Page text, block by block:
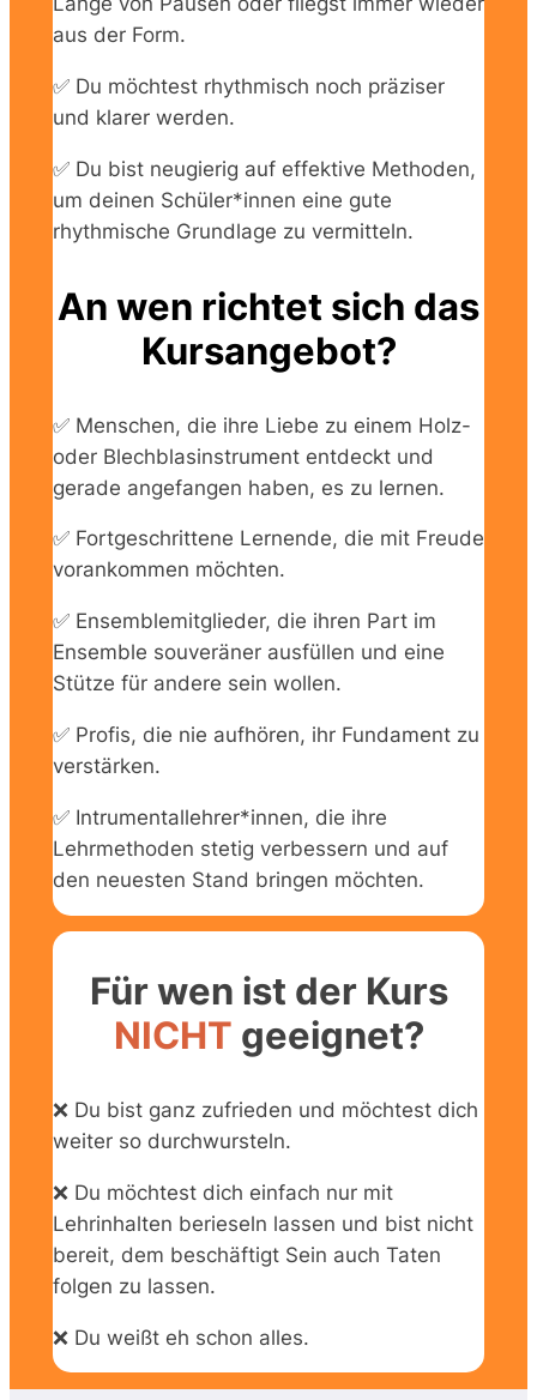
aus der Form.
✅ Du möchtest rhythmisch noch präziser
und klarer werden.
✅ Du bist neugierig auf effektive Methoden,
um deinen Schüler*innen eine gute
rhythmische Grundlage zu vermitteln.
An wen richtet sich das
Kursangebot?
✅ Menschen, die ihre Liebe zu einem Holz-
oder Blechblasinstrument entdeckt und
gerade angefangen haben, es zu lernen.
✅ Fortgeschrittene Lernende, die mit Freude
vorankommen möchten.
✅ Ensemblemitglieder, die ihren Part im
Ensemble souveräner ausfüllen und eine
Stütze für andere sein wollen.
✅ Profis, die nie aufhören, ihr Fundament zu
verstärken.
✅ Intrumentallehrer*innen, die ihre
Lehrmethoden stetig verbessern und auf
den neuesten Stand bringen möchten.
Für wen ist der Kurs
NICHT geeignet?
❌ Du bist ganz zufrieden und möchtest dich
weiter so durchwursteln.
❌ Du möchtest dich einfach nur mit
Lehrinhalten berieseln lassen und bist nicht
bereit, dem beschäftigt Sein auch Taten
folgen zu lassen.
❌ Du weißt eh schon alles.